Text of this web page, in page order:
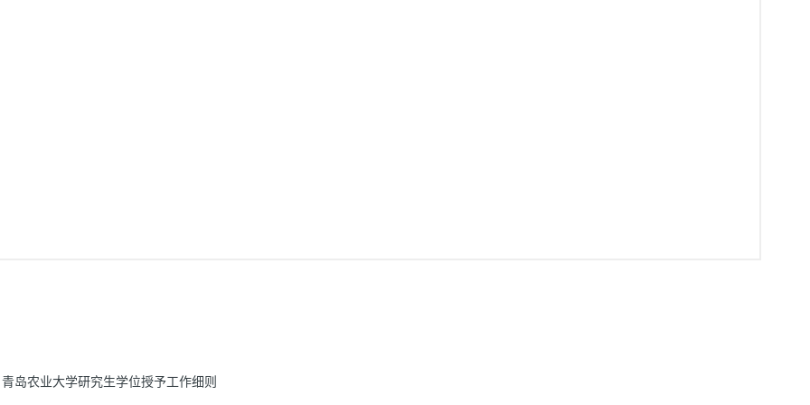
青岛农业大学研究生学位授予工作细则